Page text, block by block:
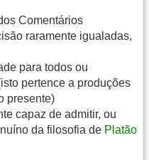
Comentários
raramente igualadas,
para todos ou
pertence a produções
presente)
capaz de admitir, ou
da filosofia de Platão